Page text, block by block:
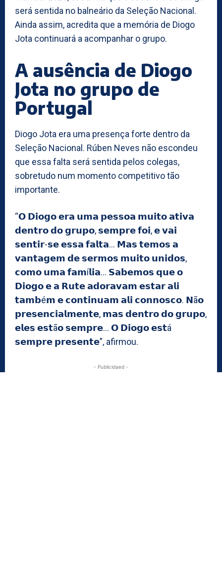
será sentida no balneário da Seleção Nacional.
Ainda assim, acredita que a memória de Diogo
Jota continuará a acompanhar o grupo.
A ausência de Diogo
Jota no grupo de
Portugal
Diogo Jota era uma presença forte dentro da
Seleção Nacional. Rúben Neves não escondeu
que essa falta será sentida pelos colegas,
sobretudo num momento competitivo tão
importante.
“𝗢 𝗗𝗶𝗼𝗴𝗼 𝗲𝗿𝗮 𝘂𝗺𝗮 𝗽𝗲𝘀𝘀𝗼𝗮 𝗺𝘂𝗶𝘁𝗼 𝗮𝘁𝗶𝘃𝗮
𝗱𝗲𝗻𝘁𝗿𝗼 𝗱𝗼 𝗴𝗿𝘂𝗽𝗼, 𝘀𝗲𝗺𝗽𝗿𝗲 𝗳𝗼𝗶, 𝗲 𝘃𝗮𝗶
𝘀𝗲𝗻𝘁𝗶𝗿-𝘀𝗲 𝗲𝘀𝘀𝗮 𝗳𝗮𝗹𝘁𝗮… 𝗠𝗮𝘀 𝘁𝗲𝗺𝗼𝘀 𝗮
𝘃𝗮𝗻𝘁𝗮𝗴𝗲𝗺 𝗱𝗲 𝘀𝗲𝗿𝗺𝗼𝘀 𝗺𝘂𝗶𝘁𝗼 𝘂𝗻𝗶𝗱𝗼𝘀,
𝗰𝗼𝗺𝗼 𝘂𝗺𝗮 𝗳𝗮𝗺í𝗹𝗶𝗮… 𝗦𝗮𝗯𝗲𝗺𝗼𝘀 𝗾𝘂𝗲 𝗼
𝗗𝗶𝗼𝗴𝗼 𝗲 𝗮 𝗥𝘂𝘁𝗲 𝗮𝗱𝗼𝗿𝗮𝘃𝗮𝗺 𝗲𝘀𝘁𝗮𝗿 𝗮𝗹𝗶
𝘁𝗮𝗺𝗯é𝗺 𝗲 𝗰𝗼𝗻𝘁𝗶𝗻𝘂𝗮𝗺 𝗮𝗹𝗶 𝗰𝗼𝗻𝗻𝗼𝘀𝗰𝗼. 𝗡ã𝗼
𝗽𝗿𝗲𝘀𝗲𝗻𝗰𝗶𝗮𝗹𝗺𝗲𝗻𝘁𝗲, 𝗺𝗮𝘀 𝗱𝗲𝗻𝘁𝗿𝗼 𝗱𝗼 𝗴𝗿𝘂𝗽𝗼,
𝗲𝗹𝗲𝘀 𝗲𝘀𝘁ã𝗼 𝘀𝗲𝗺𝗽𝗿𝗲… 𝗢 𝗗𝗶𝗼𝗴𝗼 𝗲𝘀𝘁á
𝘀𝗲𝗺𝗽𝗿𝗲 𝗽𝗿𝗲𝘀𝗲𝗻𝘁𝗲”, afirmou.
- Publicidaed -